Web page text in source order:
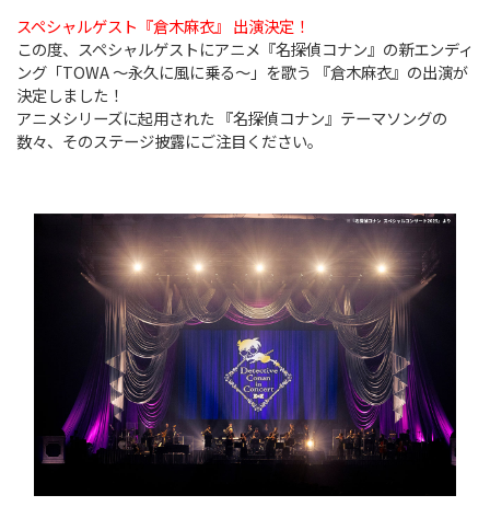
スペシャルゲスト『倉木麻衣』 出演決定！
この度、スペシャルゲストにアニメ『名探偵コナン』の新エンディ
ング「TOWA ～永久に風に乗る～」を歌う 『倉木麻衣』の出演が
決定しました！
アニメシリーズに起用された 『名探偵コナン』テーマソングの
数々、そのステージ披露にご注目ください。